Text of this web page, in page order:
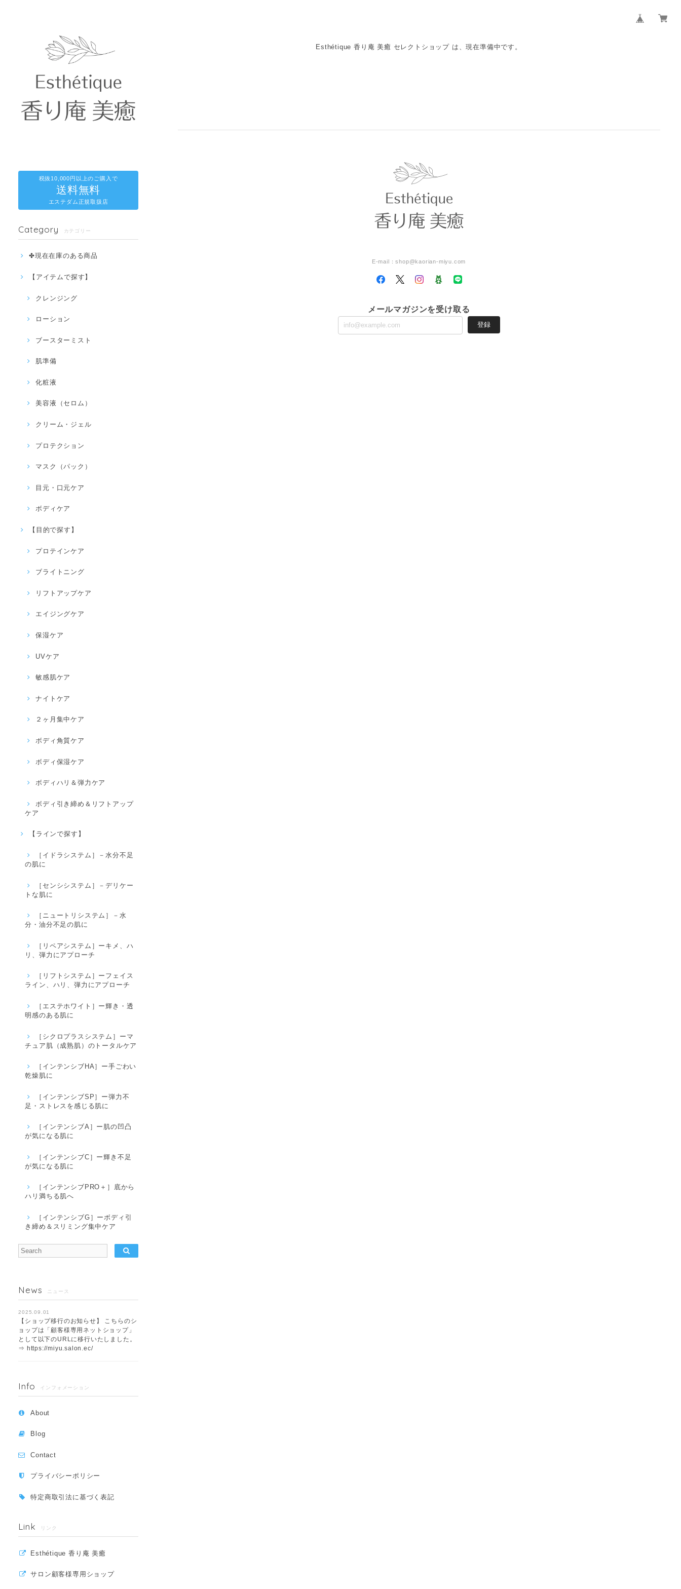
税抜10,000円以上のご購入で
送料無料
エステダム正規取扱店
Category カテゴリー
✤現在在庫のある商品
【アイテムで探す】
クレンジング
ローション
ブースターミスト
肌準備
化粧液
美容液（セロム）
クリーム・ジェル
プロテクション
マスク（パック）
目元・口元ケア
ボディケア
【目的で探す】
プロテインケア
ブライトニング
リフトアップケア
エイジングケア
保湿ケア
UVケア
敏感肌ケア
ナイトケア
２ヶ月集中ケア
ボディ角質ケア
ボディ保湿ケア
ボディハリ＆弾力ケア
ボディ引き締め＆リフトアップ
ケア
【ラインで探す】
［イドラシステム］－水分不足
の肌に
［センシシステム］－デリケー
トな肌に
［ニュートリシステム］－水
分・油分不足の肌に
［リペアシステム］ーキメ、ハ
リ、弾力にアプローチ
［リフトシステム］ーフェイス
ライン、ハリ、弾力にアプローチ
［エステホワイト］ー輝き・透
明感のある肌に
［シクロプラスシステム］ーマ
チュア肌（成熟肌）のトータルケア
［インテンシブHA］ー手ごわい
乾燥肌に
［インテンシブSP］ー弾力不
足・ストレスを感じる肌に
［インテンシブA］ー肌の凹凸
が気になる肌に
［インテンシブC］ー輝き不足
が気になる肌に
［インテンシブPRO＋］底から
ハリ満ちる肌へ
［インテンシブG］ーボディ引
き締め＆スリミング集中ケア
News ニュース
2025.09.01
【ショップ移行のお知らせ】 こちらのシ
ョップは「顧客様専用ネットショップ」
として以下のURLに移行いたしました。
⇒ https://miyu.salon.ec/
Info インフォメーション
About
Blog
Contact
プライバシーポリシー
特定商取引法に基づく表記
Link リンク
Esthétique 香り庵 美癒
サロン顧客様専用ショップ
Esthétique 香り庵 美癒 セレクトショップ は、現在準備中です。
E-mail：shop@kaorian-miyu.com
メールマガジンを受け取る
登録